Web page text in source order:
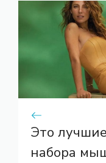
Это
набора